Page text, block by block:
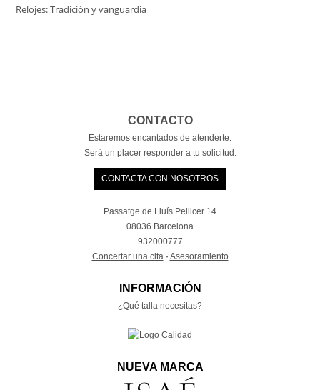
Relojes: Tradición y vanguardia
CONTACTO
Estaremos encantados de atenderte.
Será un placer responder a tu solicitud.
CONTACTA CON NOSOTROS
Passatge de Lluís Pellicer 14
08036 Barcelona
932000777
Concertar una cita· Asesoramiento
INFORMACIÓN
¿Qué talla necesitas?
NUEVA MARCA